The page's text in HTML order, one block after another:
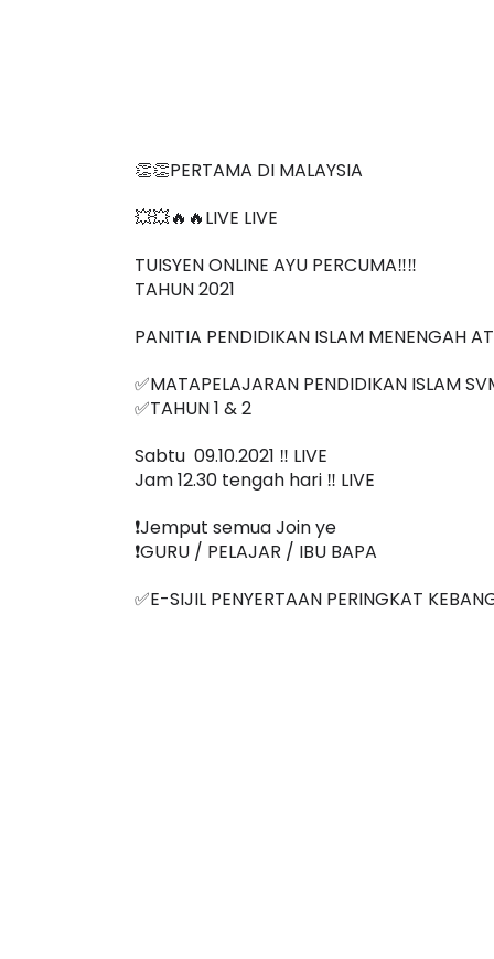
👏👏PERTAMA DI MALAYSIA
💥💥🔥🔥LIVE LIVE
TUISYEN ONLINE AYU PERCUMA‼️‼️
TAHUN 2021
PANITIA PENDIDIKAN ISLAM MENENGAH
✅MATAPELAJARAN PENDIDIKAN ISLAM
✅TAHUN 1 & 2
Sabtu  09.10.2021 ‼️ LIVE
Jam 12.30 tengah hari ‼️ LIVE
❗️Jemput semua Join ye
❗️GURU / PELAJAR / IBU BAPA
✅E-SIJIL PENYERTAAN PERINGKAT